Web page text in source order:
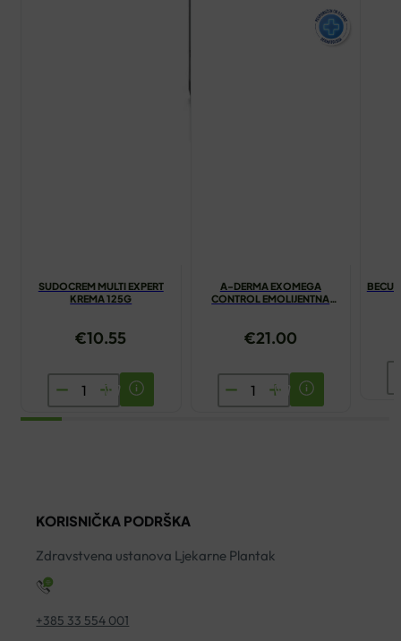
SUDOCREM MULTI EXPERT
KREMA 125G
€10.55
SUDOCREM
MULTI
A-DERMA EXOMEGA
CONTROL EMOLIJENTNA
€21.00
A-
DERMA
količina
KORISNIČKA PODRŠKA
Zdravstvena ustanova Ljekarne Plantak
+385 33 554 001